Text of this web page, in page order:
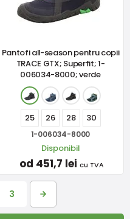
Pantofi all-season pentru copii
TRACE GTX; Superfit; 1-
006034-8000; verde
25 26 28 30
1-006034-8000
Disponibil
od 451,7 lei cu TVA
3